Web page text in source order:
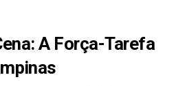
A Força-Tarefa